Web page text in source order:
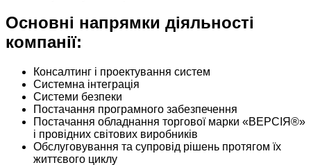
Основні напрямки діяльності
компанії:
Консалтинг і проектування систем
Системна інтеграція
Системи безпеки
Постачання програмного забезпечення
Постачання обладнання торгової марки «ВЕРСІЯ®»
і провідних світових виробників
Обслуговування та супровід рішень протягом їх
життєвого циклу